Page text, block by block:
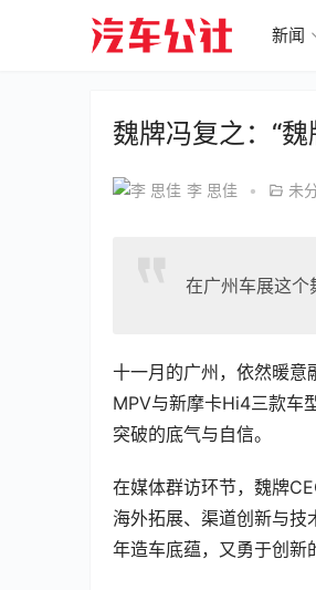
新闻
魏牌冯复之：“
李 思佳 • 未
在广州车展这个
十一月的广州，依然暖意
MPV与新摩卡Hi4三款车
突破的底气与自信。
在媒体群访环节，魏牌
海外拓展、渠道创新与
年造车底蕴，又勇于创新